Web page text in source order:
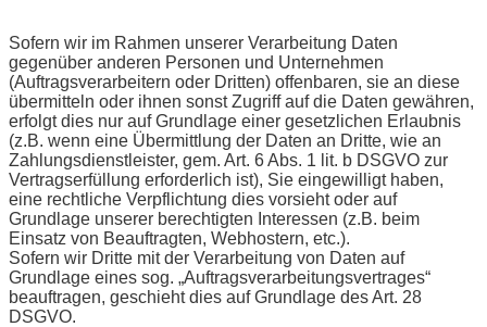
Sofern wir im Rahmen unserer Verarbeitung Daten
gegenüber anderen Personen und Unternehmen
(Auftragsverarbeitern oder Dritten) offenbaren, sie an diese
übermitteln oder ihnen sonst Zugriff auf die Daten gewähren,
erfolgt dies nur auf Grundlage einer gesetzlichen Erlaubnis
(z.B. wenn eine Übermittlung der Daten an Dritte, wie an
Zahlungsdienstleister, gem. Art. 6 Abs. 1 lit. b DSGVO zur
Vertragserfüllung erforderlich ist), Sie eingewilligt haben,
eine rechtliche Verpflichtung dies vorsieht oder auf
Grundlage unserer berechtigten Interessen (z.B. beim
Einsatz von Beauftragten, Webhostern, etc.).
Sofern wir Dritte mit der Verarbeitung von Daten auf
Grundlage eines sog. „Auftragsverarbeitungsvertrages“
beauftragen, geschieht dies auf Grundlage des Art. 28
DSGVO.